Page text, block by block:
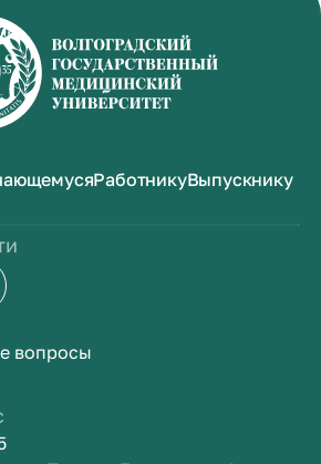
РаботникуВыпускнику
вопросы